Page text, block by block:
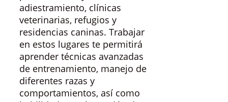
adiestramiento, clínicas
veterinarias, refugios y
residencias caninas. Trabajar
en estos lugares te permitirá
aprender técnicas avanzadas
de entrenamiento, manejo de
diferentes razas y
comportamientos, así como